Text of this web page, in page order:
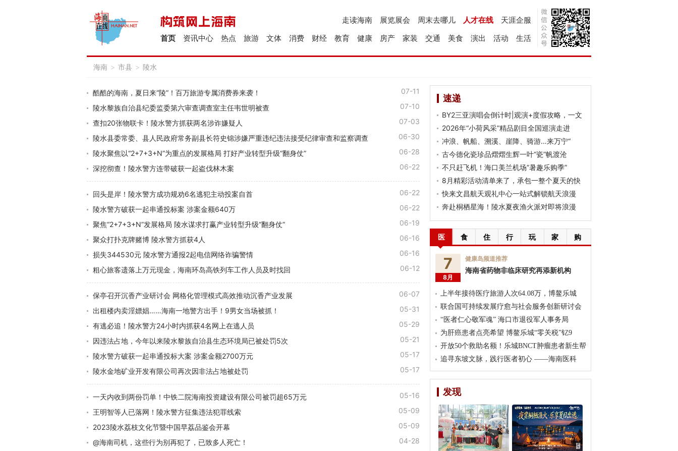
天涯企服
人才在线
周末去哪儿
展览展会
走读海南
生活
活动
演出
美食
交通
家装
房产
健康
教育
财经
消费
文体
旅游
热点
资讯中心
首页
海南 > 市县 > 陵水
酷酷的海南，夏日来“陵”！百万旅游专属消费券来袭！
07-11
陵水黎族自治县纪委监委第六审查调查室主任韦世明被查
07-10
查扣20张物联卡！陵水警方抓获两名涉诈嫌疑人
07-03
陵水县委常委、县人民政府常务副县长符史锦涉嫌严重违纪违法接受纪律审查和监察调查
06-30
陵水聚焦以“2+7+3+N”为重点的发展格局 打好产业转型升级“翻身仗”
06-28
深挖彻查！陵水警方连带破获一起盗伐林木案
06-22
回头是岸！陵水警方成功规劝6名逃犯主动投案自首
06-22
陵水警方破获一起串通投标案 涉案金额640万
06-22
聚焦“2+7+3+N”发展格局 陵水谋求打赢产业转型升级“翻身仗”
06-19
聚众打扑克牌赌博 陵水警方抓获4人
06-16
损失344530元 陵水警方通报2起电信网络诈骗警情
06-16
粗心旅客遗落上万元现金，海南环岛高铁列车工作人员及时找回
06-12
保亭召开沉香产业研讨会 网格化管理模式高效推动沉香产业发展
06-07
出租楼内卖淫嫖娼……海南一地警方出手！9男女当场被抓！
05-31
有逃必追！陵水警方24小时内抓获4名网上在逃人员
05-29
因违法占地，今年以来陵水黎族自治县生态环境局已被处罚5次
05-21
陵水警方破获一起串通投标大案 涉案金额2700万元
05-17
陵水金地矿业开发有限公司再次因非法占地被处罚
05-17
一天内收到两份罚单！中铁二院海南投资建设有限公司被罚超65万元
05-16
王明智等人已落网！陵水警方征集违法犯罪线索
05-09
2023陵水荔枝文化节暨中国早荔品鉴会开幕
05-09
@海南司机，这些行为别再犯了，已致多人死亡！
04-28
速递
BY2三亚演唱会倒计时|观演+度假攻略，一文
2026年“小荷风采”精品剧目全国巡演走进
冲浪、帆船、溯溪、崖降、骑游…来万宁“
古今德化瓷珍品熠熠生辉一叶“瓷”帆渡沧
不只赶飞机！海口美兰机场“暑趣乐购季”
8月精彩活动清单来了，承包一整个夏天的快
快来文昌航天观礼中心一站式解锁航天浪漫
奔赴桐栖星海！陵水夏夜渔火派对即将浪漫
医 食 住 行 玩 家 购
7
8月
健康岛频道推荐
海南省药物非临床研究再添新机构
上半年接待医疗旅游人次64.08万，博鳌乐城
联合国可持续发展疗愈与社会服务创新研讨会
“医者仁心敬军魂” 海口市退役军人事务局
为肝癌患者点亮希望 博鳌乐城“零关税”钇9
开放50个救助名额！乐城BNCT肿瘤患者新生帮
追寻东坡文脉，践行医者初心 ——海南医科
发现